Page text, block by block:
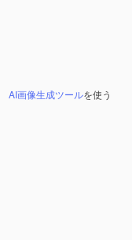
AI画像生成ツールを使う